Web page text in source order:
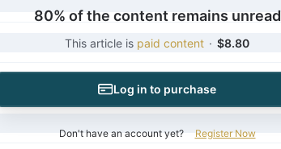
80% of the content remains unread
This article is paid content · $8.80
Log in to purchase
Don't have an account yet? Register Now